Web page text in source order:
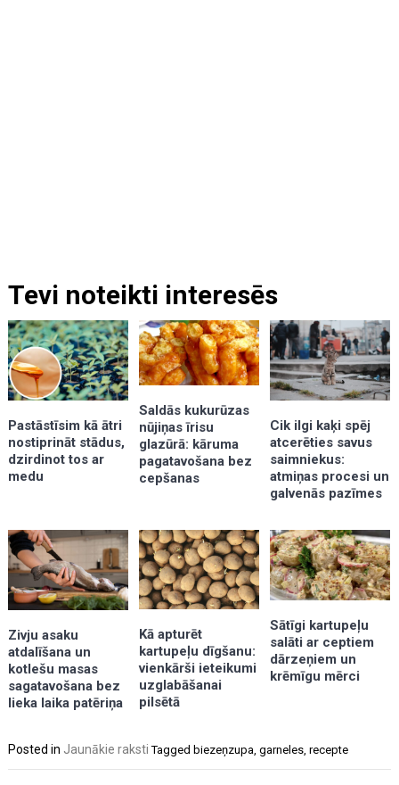
Tevi noteikti interesēs
Pastāstīsim kā ātri
nostiprināt stādus,
dzirdinot tos ar
medu
Saldās kukurūzas
nūjiņas īrisu
glazūrā: kāruma
pagatavošana bez
cepšanas
Cik ilgi kaķi spēj
atcerēties savus
saimniekus:
atmiņas procesi un
galvenās pazīmes
Zivju asaku
atdalīšana un
kotlešu masas
sagatavošana bez
lieka laika patēriņa
Kā apturēt
kartupeļu dīgšanu:
vienkārši ieteikumi
uzglabāšanai
pilsētā
Sātīgi kartupeļu
salāti ar ceptiem
dārzeņiem un
krēmīgu mērci
Posted in Jaunākie raksti Taggedbiezeņzupa ,garneles ,recepte